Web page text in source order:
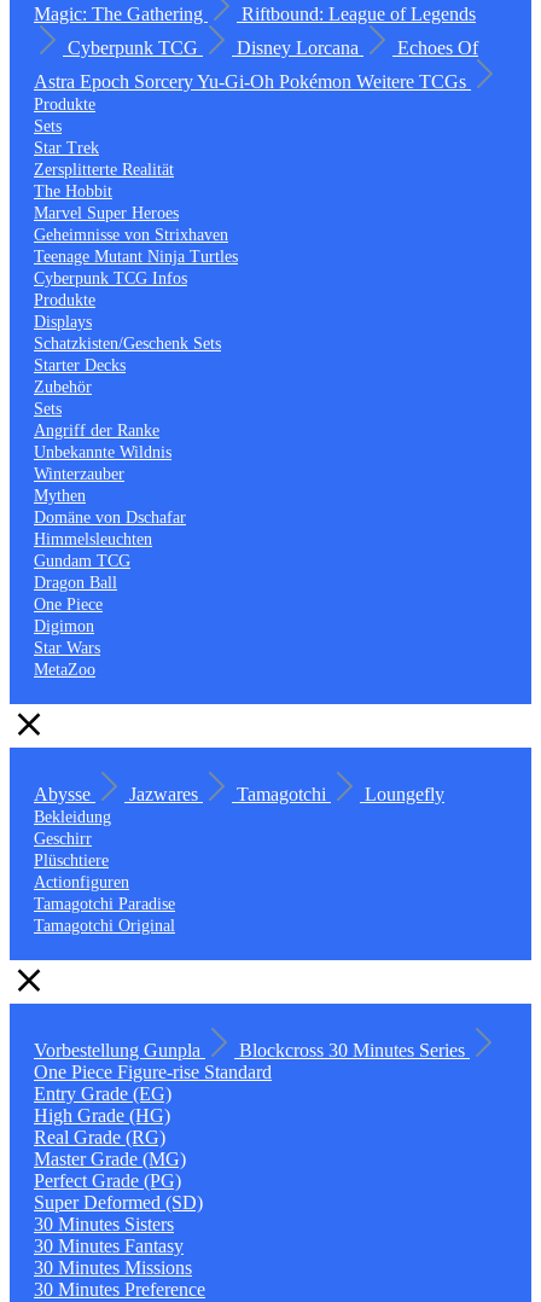
Magic: The Gathering
Riftbound: League of Legends
Cyberpunk TCG
Disney Lorcana
Echoes Of
Astra Epoch SorceryYu-Gi-Oh Pokémon Weitere TCGs
Produkte
Sets
Star Trek
Zersplitterte Realität
The Hobbit
Marvel Super Heroes
Geheimnisse von Strixhaven
Teenage Mutant Ninja Turtles
Cyberpunk TCG Infos
Produkte
Displays
Schatzkisten/Geschenk Sets
Starter Decks
Zubehör
Sets
Angriff der Ranke
Unbekannte Wildnis
Winterzauber
Mythen
Domäne von Dschafar
Himmelsleuchten
Gundam TCG
Dragon Ball
One Piece
Digimon
Star Wars
MetaZoo
Abysse Jazwares Tamagotchi Loungefly
Bekleidung
Geschirr
Plüschtiere
Actionfiguren
Tamagotchi Paradise
Tamagotchi Original
Vorbestellung Gunpla Blockcross 30 Minutes Series
One Piece Figure-rise Standard
Entry Grade (EG)
High Grade (HG)
Real Grade (RG)
Master Grade (MG)
Perfect Grade (PG)
Super Deformed (SD)
30 Minutes Sisters
30 Minutes Fantasy
30 Minutes Missions
30 Minutes Preference